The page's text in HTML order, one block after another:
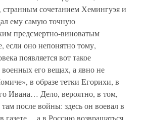
сочетанием Хемингуэя и
ему самую точную
предсмертно-виноватым
если оно непонятно тому,
появляется вот такое
его вещах, а явно не
в образе тетки Егорихи, в
Ивана… Дело, вероятно, в том,
после войны: здесь он воевал в
газете… а в Россию возвращаться